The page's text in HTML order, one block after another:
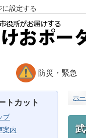
に設定する
防災・緊急
トカット
プ
案内
ホ